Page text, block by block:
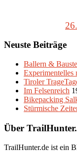
Neuste Beiträge
Ballern &
Experimentelles
Tiroler
Im Felsenreich
Bikepacking
Stürmische
Über
TrailHunter.de ist ein